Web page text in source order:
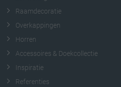
Raamdecoratie
Overkappingen
Horren
Accessoires & Doekcollectie
Inspiratie
Referenties